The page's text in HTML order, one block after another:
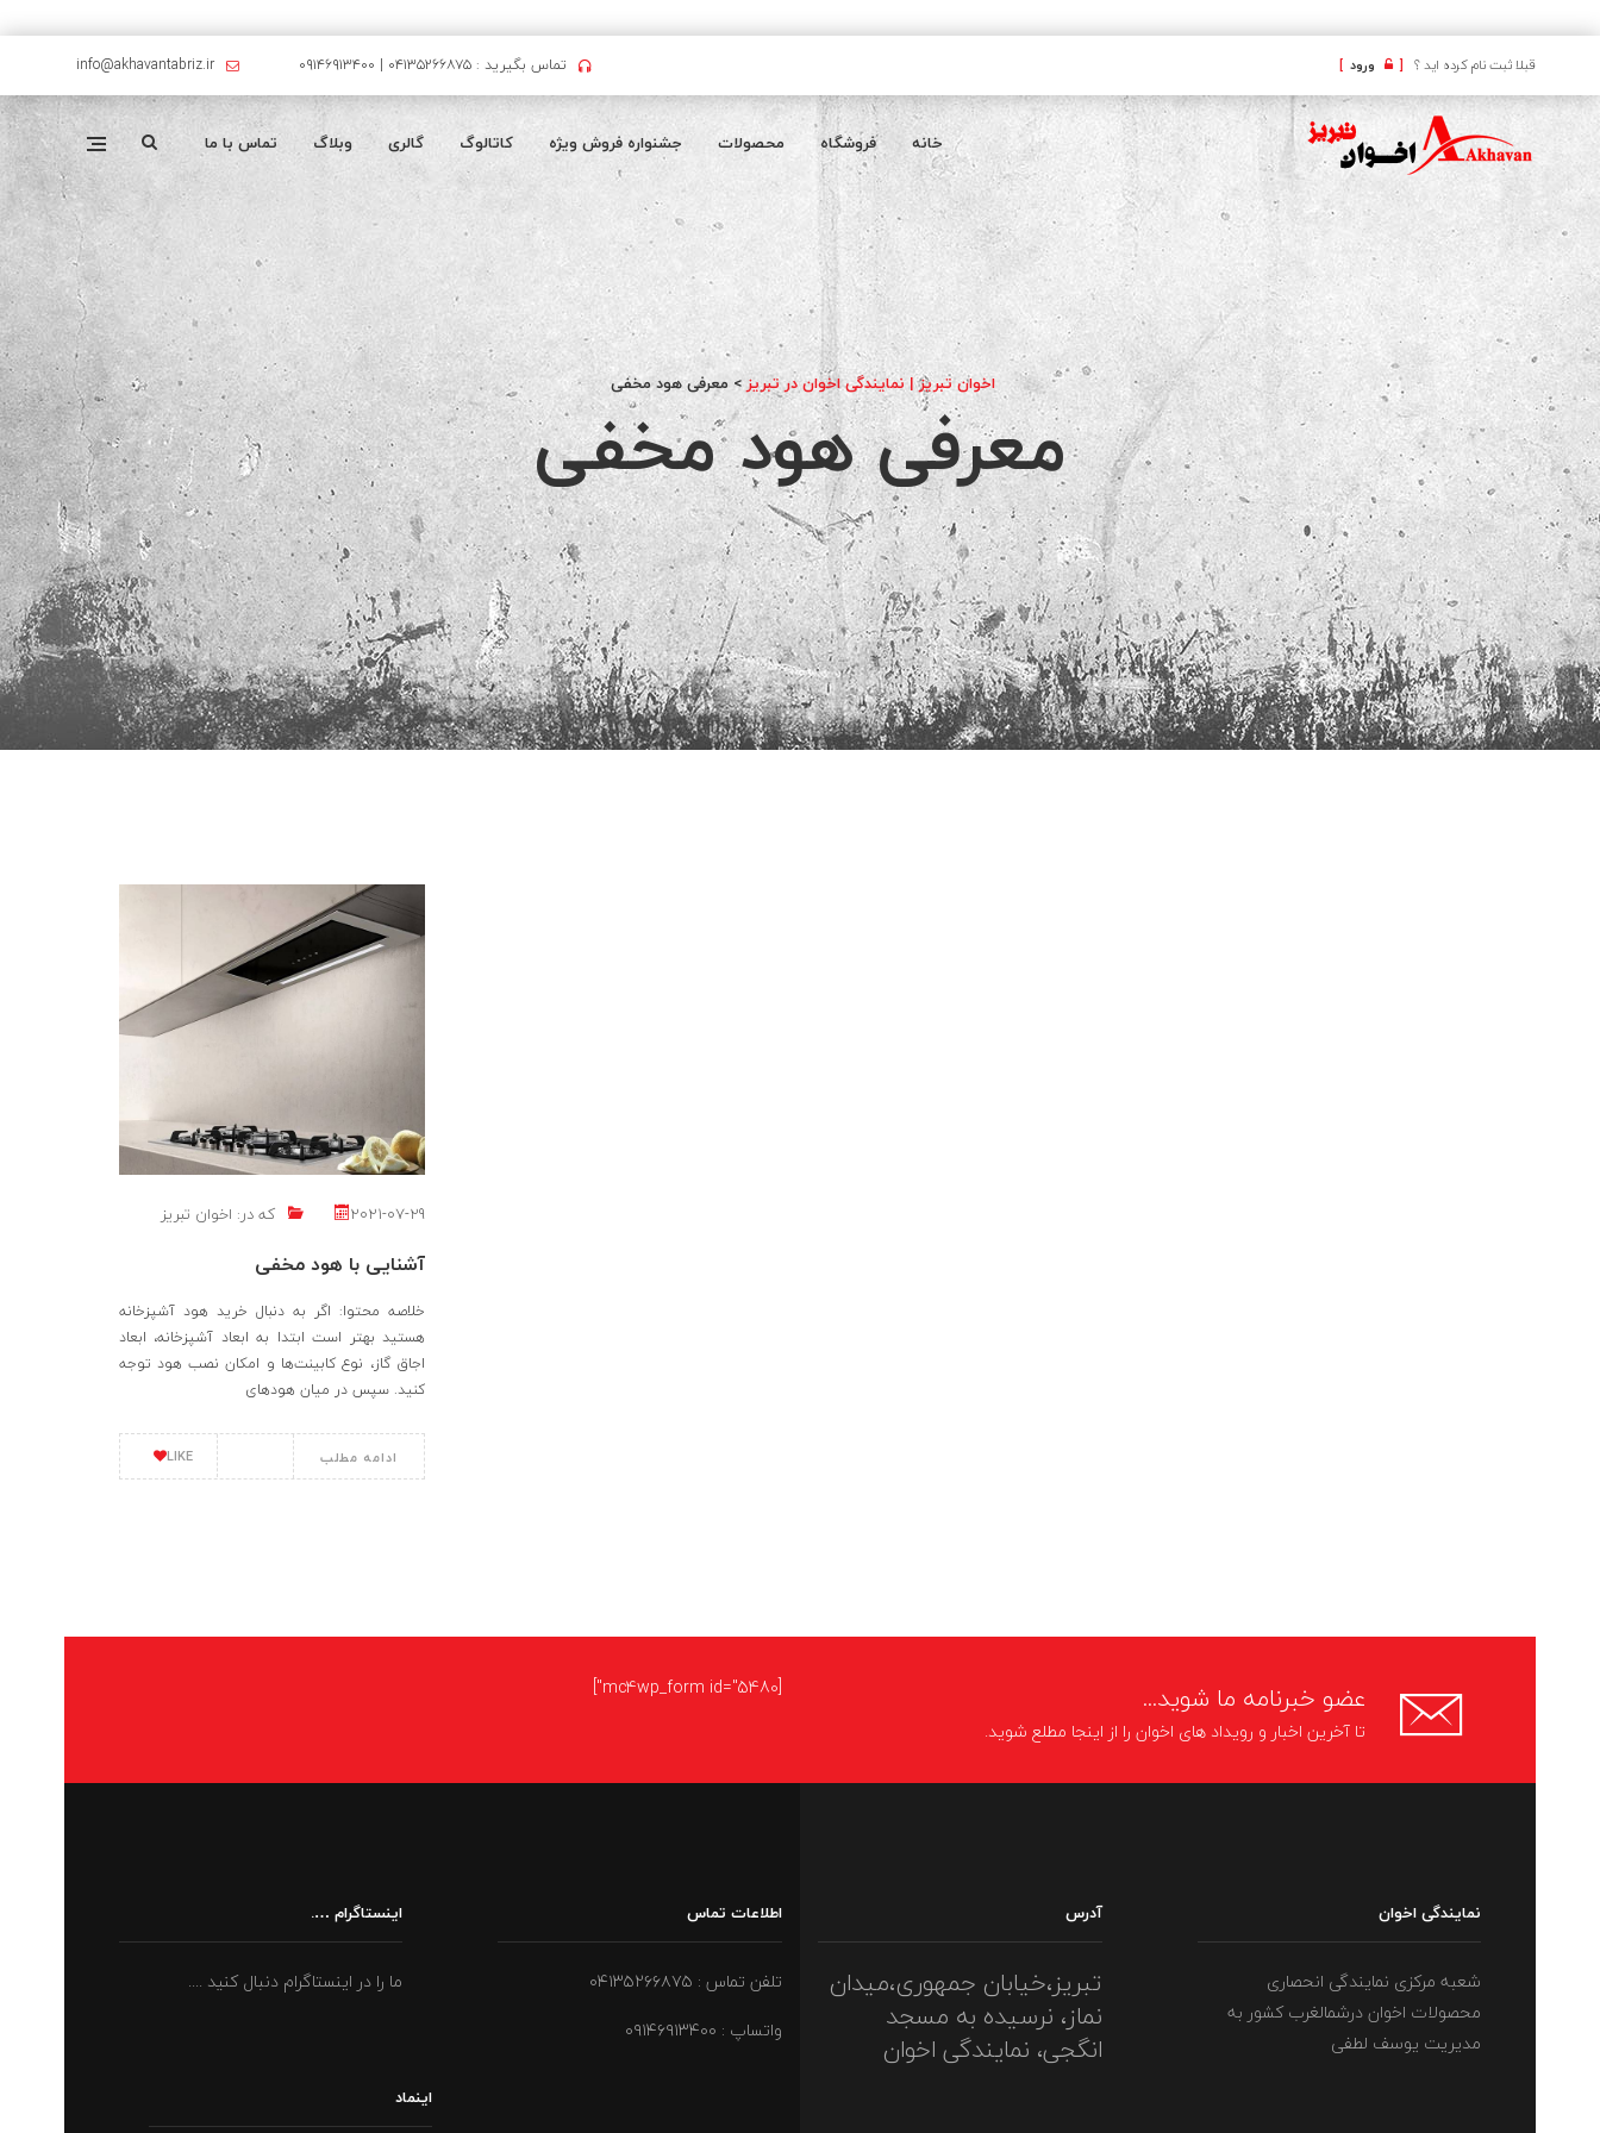
قبلا ثبت نام کرده اید ؟ [ ورود] تماس بگیرید : ۰۴۱۳۵۲۶۶۸۷۵ | ۰۹۱۴۶۹۱۳۴۰۰ info@akhavantabriz.ir
خانه فروشگاه محصولات جشنواره فروش ویژه کاتالوگ گالری وبلاگ تماس با ما
اخوان تبریز | نمایندگی اخوان در تبریز> معرفی هود مخفی
معرفی هود مخفی
2021-07-29 که در: اخوان تبریز
آشنایی با هود مخفی
خلاصه محتوا: اگر به دنبال خرید هود آشپزخانه
هستید بهتر است ابتدا به ابعاد آشپزخانه، ابعاد
اجاق گاز، نوع کابینت‌ها و امکان نصب هود توجه
کنید. سپس در میان هودهای
LIKE ادامه مطلب
عضو خبرنامه ما شوید...
تا آخرین اخبار و رویداد های اخوان را از اینجا مطلع شوید.
[mc4wp_form id="5480"]
نمایندگی اخوان
شعبه مرکزی نمایندگی انحصاری
محصولات اخوان درشمالغرب کشور به
مدیریت یوسف لطفی
آدرس
تبریز،خیابان جمهوری،میدان
نماز، نرسیده به مسجد
انگجی، نمایندگی اخوان
اطلاعات تماس
تلفن تماس : ۰۴۱۳۵۲۶۶۸۷۵
واتساپ : ۰۹۱۴۶۹۱۳۴۰۰
اینستاگرام ….
ما را در اینستاگرام دنبال کنید ....
اینماد